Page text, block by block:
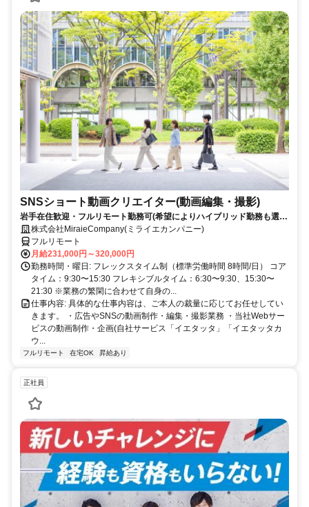
SNSショート動画クリエイター(動画編集・撮影)
岩手在住歓迎・フルリモート勤務可(希望によりハイブリッド勤務も選択
可能)株式会社MiraieCompany(ミライエカンパニー)
フルリモート
月給231,000円～320,000円
勤務時間・曜日: フレックスタイム制（標準労働時間 8時間/日） コア
タイム：9:30〜15:30 フレキシブルタイム：6:30〜9:30、15:30〜
21:30 ※業務の繁閑に合わせて自身の...
仕事内容: 具体的な仕事内容は、ご本人の裁量に応じてお任せしてい
きます。 ・広告やSNSの動画制作・編集・撮影業務 ・当社Webサー
ビスの動画制作・企画(自社サービス「イエタッタ」「イエタッタカ
ウ...
フルリモート 在宅OK 昇給あり
正社員